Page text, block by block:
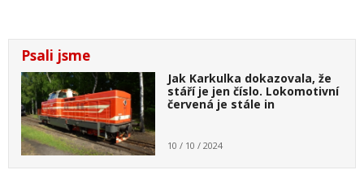
Psali jsme
Jak Karkulka dokazovala, že
stáří je jen číslo. Lokomotivní
červená je stále in
10 / 10 / 2024